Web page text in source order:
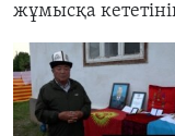
жұмысқа